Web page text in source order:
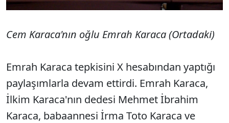
Cem Karaca'nın oğlu Emrah Karaca (Ortadaki)
Emrah Karaca tepkisini X hesabından yaptığı
paylaşımlarla devam ettirdi. Emrah Karaca,
İlkim Karaca'nın dedesi Mehmet İbrahim
Karaca, babaannesi İrma Toto Karaca ve